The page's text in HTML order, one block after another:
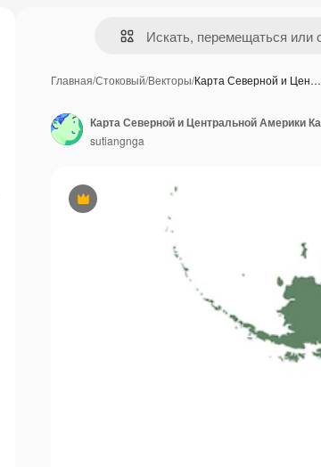
Главная/Стоковый/Векторы/Карта Северной и Цен…
Премиум
sutiangnga